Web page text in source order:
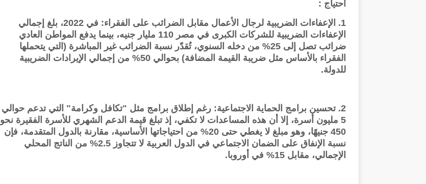
احتياج :
1. الإعفاءات الضريبية لرجال الأعمال مقابل الضرائب على الفقراء: في 2022، بلغ إجمالي
الإعفاءات الضريبية للشركات الكبرى في مصر 110 مليار جنيه، بينما يدفع المواطن العادي
ضرائب تصل إلى 25% من دخله السنوي، تُقدّر نسبة الضرائب غير المباشرة (التي يتحملها
الفقراء بالأساس مثل ضريبة القيمة المضافة) بحوالي 50% من إجمالي الإيرادات الضريبية
للدولة.
2. تحسين برامج الحماية الاجتماعية: رغم إطلاق برامج مثل "تكافل وكرامة" التي تدعم حوالي
5 مليون أسرة، إلا أن هذه المساعدات لا تكفي، إذ تبلغ قيمة الدعم الشهري للأسرة الفقيرة نحو
450 جنيهًا، وهو مبلغ لا يغطي حتى 20% من احتياجاتها الأساسية، مقارنة بالدول المتقدمة، فإن
نسبة الإنفاق على الضمان الاجتماعي في الدول العربية لا تتجاوز 2.5% من الناتج المحلي
الإجمالي، مقابل 15% في أوروبا.